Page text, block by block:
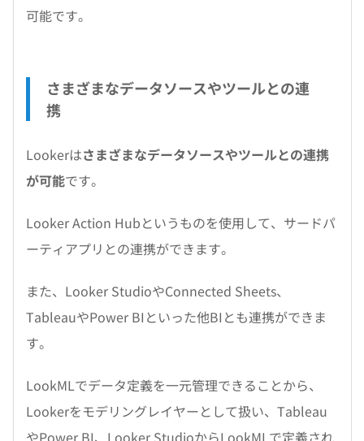
可能です。
さまざまなデータソースやツールとの連
携
Lookerはさまざまなデータソースやツールとの連携
が可能です。
Looker Action Hubというものを使用して、サードパ
ーティアプリとの連携ができます。
また、Looker StudioやConnected Sheets、
TableauやPower BIといった他BIとも連携ができま
す。
LookMLでデータ定義を一元管理できることから、
Lookerをモデリングレイヤーとして扱い、Tableau
やPower BI、Looker StudioからLookMLで定義され